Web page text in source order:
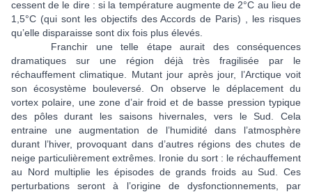
cessent de le dire : si la température augmente de 2°C au lieu de
1,5°C (qui sont les objectifs des Accords de Paris) , les risques
qu’elle disparaisse sont dix fois plus élevés.
Franchir une telle étape aurait des conséquences
dramatiques sur une région déjà très fragilisée par le
réchauffement climatique. Mutant jour après jour, l’Arctique voit
son écosystème bouleversé. On observe le déplacement du
vortex polaire, une zone d’air froid et de basse pression typique
des pôles durant les saisons hivernales, vers le Sud. Cela
entraine une augmentation de l’humidité dans l’atmosphère
durant l’hiver, provoquant dans d’autres régions des chutes de
neige particulièrement extrêmes. Ironie du sort : le réchauffement
au Nord multiplie les épisodes de grands froids au Sud. Ces
perturbations seront à l’origine de dysfonctionnements, par